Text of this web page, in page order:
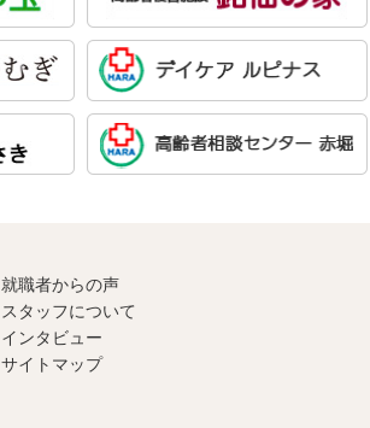
就職者からの声
スタッフについて
インタビュー
サイトマップ